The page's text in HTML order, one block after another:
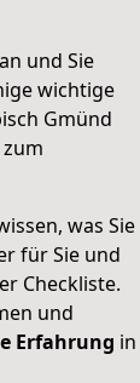
und Sie
wichtige
Gmünd
was Sie
für Sie und
Checkliste.
und
Erfahrung in